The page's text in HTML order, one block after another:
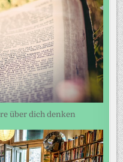
über dich denken